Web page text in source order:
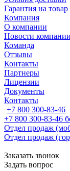
Гарантия на товар
Компания
О компании
Новости компании
Команда
Отзывы
Контакты
Партнеры
Лицензии
Документы
Контакты
+7 800 300-83-46
+7 800 300-83-46
Отдел продаж
Отдел продаж
Заказать звонок
Задать вопрос